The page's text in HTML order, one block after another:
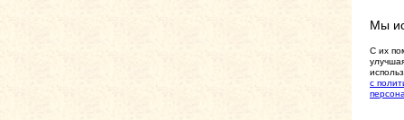
Мы
C их
с